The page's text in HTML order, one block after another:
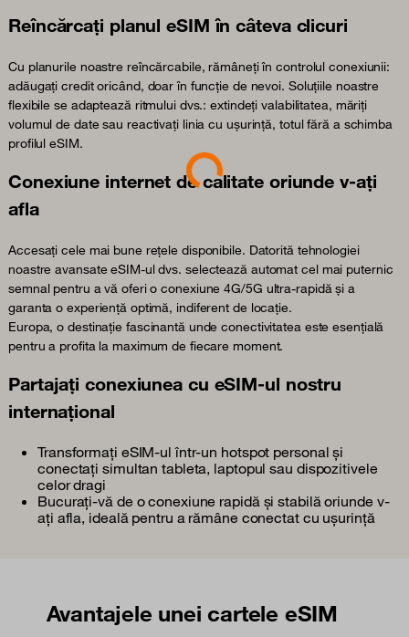
Reîncărcați planul eSIM în câteva clicuri
Cu planurile noastre reîncărcabile, rămâneți în controlul conexiunii:
adăugați credit oricând, doar în funcție de nevoi. Soluțiile noastre
flexibile se adaptează ritmului dvs.: extindeți valabilitatea, măriți
volumul de date sau reactivați linia cu ușurință, totul fără a schimba
profilul eSIM.
Conexiune internet de calitate oriunde v-ați
afla
Accesați cele mai bune rețele disponibile. Datorită tehnologiei
noastre avansate eSIM-ul dvs. selectează automat cel mai puternic
semnal pentru a vă oferi o conexiune 4G/5G ultra-rapidă și a
garanta o experiență optimă, indiferent de locație.
Europa, o destinație fascinantă unde conectivitatea este esențială
pentru a profita la maximum de fiecare moment.
Partajați conexiunea cu eSIM-ul nostru
internațional
Transformați eSIM-ul într-un hotspot personal și
conectați simultan tableta, laptopul sau dispozitivele
celor dragi
Bucurați-vă de o conexiune rapidă și stabilă oriunde v-
ați afla, ideală pentru a rămâne conectat cu ușurință
Avantajele unei cartele eSIM
Loading...